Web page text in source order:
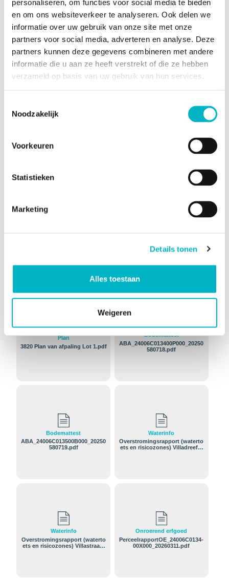
personaliseren, om functies voor social media te bieden
en om ons websiteverkeer te analyseren. Ook delen we
informatie over uw gebruik van onze site met onze
partners voor social media, adverteren en analyse. Deze
partners kunnen deze gegevens combineren met andere
informatie die u aan ze heeft verstrekt of die ze hebben
verzameld op basis van uw gebruik van hun services.
Noodzakelijk
Voorkeuren
Statistieken
Marketing
Details tonen
Alles toestaan
Weigeren
pand met de
benamingen
gebruikt in het
register met plannen
overstromingsgebied
Niet gelegen in een
voorkooprechthebbende
opgenomen in een
Documenten en bijlagen
Plan
3820 Plan van afpaling Lot 1.pdf
Bodemattest
ABA_24006C013400P000_20250
580718.pdf
Bodemattest
ABA_24006C013500B000_20250
580719.pdf
Waterinfo
Overstromingsrapport (waterto
ets en risicozones) Villadreef 1
Waterinfo
Overstromingsrapport (waterto
ets en risicozones) Villastraat ,
Onroerend erfgoed
PerceelrapportOE_24006C0134-
00X000_20260311.pdf